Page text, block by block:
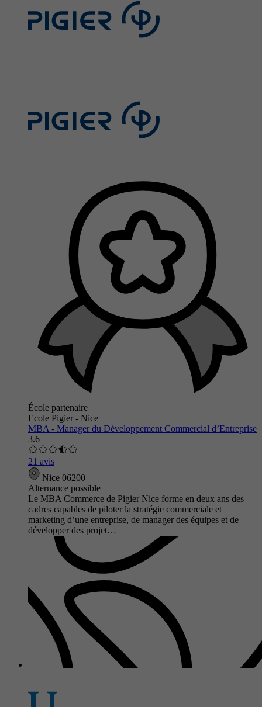
École partenaire
Ecole Pigier - Nice
MBA - Manager du Développement Commercial d’Entreprise
3.6
21 avis
Nice 06200
Alternance possible
Le MBA Commerce de Pigier Nice forme en deux ans des
cadres capables de piloter la stratégie commerciale et
marketing d’une entreprise, de manager des équipes et de
développer des projet…